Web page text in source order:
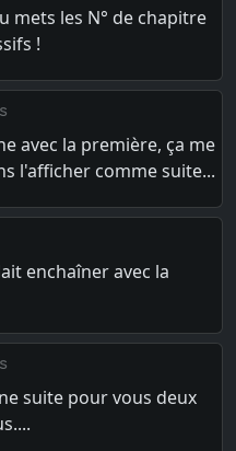
mets les N° de chapitre
!
avec la première, ça me
l'afficher comme suite...
enchaîner avec la
suite pour vous deux